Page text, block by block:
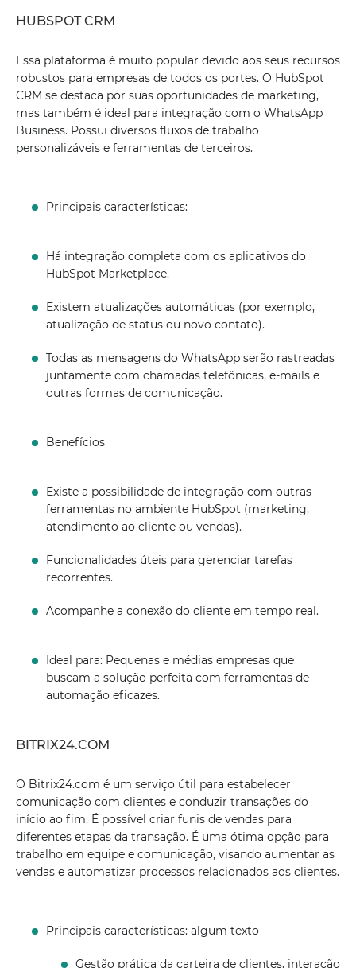
HUBSPOT CRM
Essa plataforma é muito popular devido aos seus recursos
robustos para empresas de todos os portes. O HubSpot
CRM se destaca por suas oportunidades de marketing,
mas também é ideal para integração com o WhatsApp
Business. Possui diversos fluxos de trabalho
personalizáveis ​​e ferramentas de terceiros.
Principais características:
Há integração completa com os aplicativos do
HubSpot Marketplace.
Existem atualizações automáticas (por exemplo,
atualização de status ou novo contato).
Todas as mensagens do WhatsApp serão rastreadas
juntamente com chamadas telefônicas, e-mails e
outras formas de comunicação.
Benefícios
Existe a possibilidade de integração com outras
ferramentas no ambiente HubSpot (marketing,
atendimento ao cliente ou vendas).
Funcionalidades úteis para gerenciar tarefas
recorrentes.
Acompanhe a conexão do cliente em tempo real.
Ideal para: Pequenas e médias empresas que
buscam a solução perfeita com ferramentas de
automação eficazes.
BITRIX24.COM
O Bitrix24.com é um serviço útil para estabelecer
comunicação com clientes e conduzir transações do
início ao fim. É possível criar funis de vendas para
diferentes etapas da transação. É uma ótima opção para
trabalho em equipe e comunicação, visando aumentar as
vendas e automatizar processos relacionados aos clientes.
Principais características: algum texto
Gestão prática da carteira de clientes, interação